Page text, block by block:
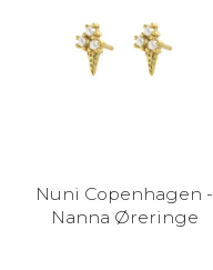
Nuni Copenhagen -
Nanna Øreringe